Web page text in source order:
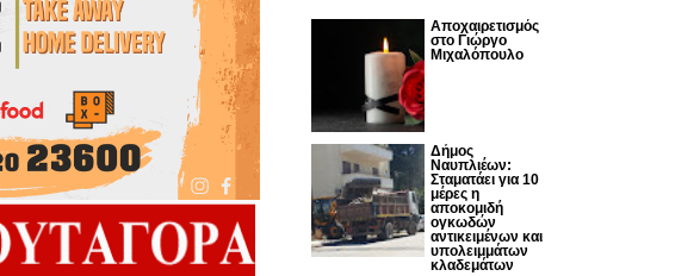
Αποχαιρετισμός
στο Γιώργο
Μιχαλόπουλο
Δήμος
Ναυπλιέων:
Σταματάει για 10
μέρες η
αποκομιδή
ογκωδών
αντικειμένων και
υπολειμμάτων
κλαδεμάτων